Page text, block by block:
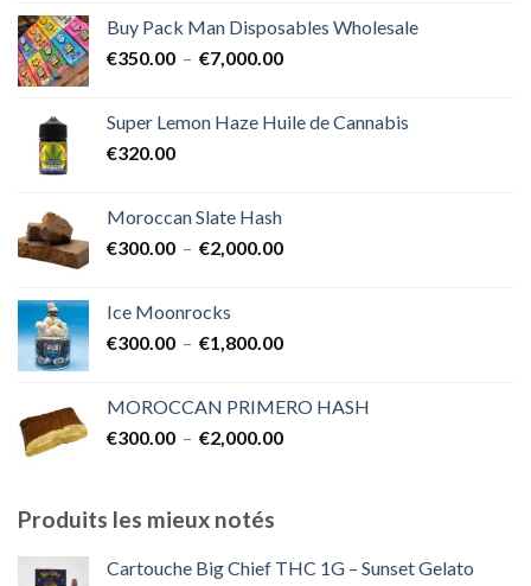
€400.00
à
Buy Pack Man Disposables Wholesale
€350.00 – €7,000.00Plage
€350.00
Super Lemon Haze Huile de Cannabis
€320.00
Moroccan Slate Hash
€300.00 – €2,000.00Plage
à
Ice Moonrocks
€300.00 – €1,800.00Plage
€300.00
à
MOROCCAN PRIMERO HASH
€300.00 – €2,000.00Plage
€2,000.00
Produits les mieux notés
Cartouche Big Chief THC 1G – Sunset Gelato